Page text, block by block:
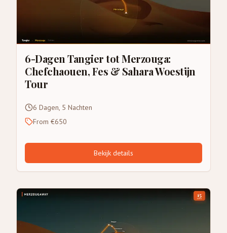
6-Dagen Tangier tot Merzouga:
Chefchaouen, Fes & Sahara Woestijn
Tour
6 Dagen, 5 Nachten
From €650
Bekijk details